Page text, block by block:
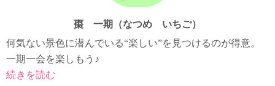
棗 一期（なつめ いちご）
何気ない景色に潜んでいる“楽しい”を見つけるのが得意。
一期一会を楽しもう♪
続きを読む